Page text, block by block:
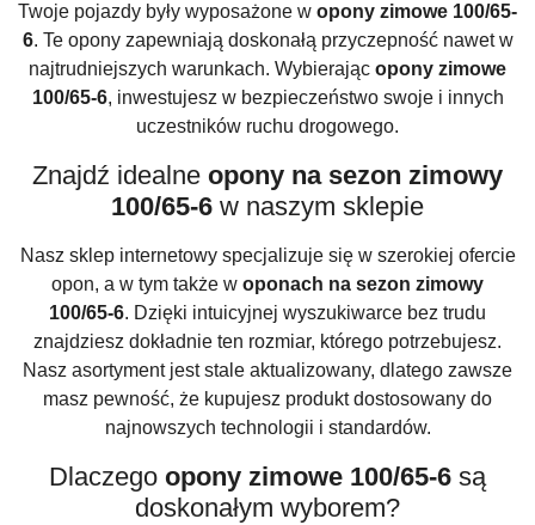
Twoje pojazdy były wyposażone w opony zimowe 100/65-
6. Te opony zapewniają doskonałą przyczepność nawet w
najtrudniejszych warunkach. Wybierając opony zimowe
100/65-6, inwestujesz w bezpieczeństwo swoje i innych
uczestników ruchu drogowego.
Znajdź idealne opony na sezon zimowy
100/65-6 w naszym sklepie
Nasz sklep internetowy specjalizuje się w szerokiej ofercie
opon, a w tym także w oponach na sezon zimowy
100/65-6. Dzięki intuicyjnej wyszukiwarce bez trudu
znajdziesz dokładnie ten rozmiar, którego potrzebujesz.
Nasz asortyment jest stale aktualizowany, dlatego zawsze
masz pewność, że kupujesz produkt dostosowany do
najnowszych technologii i standardów.
Dlaczego opony zimowe 100/65-6 są
doskonałym wyborem?